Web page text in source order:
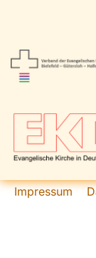
Impressum